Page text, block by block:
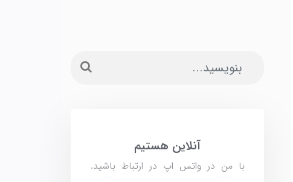
آنلاین هستیم
با من در واتس اپ در ارتباط باشید.